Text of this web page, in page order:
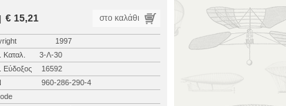
€ 15,21 στο καλάθι
1997
3-Λ-30
Εύδοξος
16592
960-286-290-4